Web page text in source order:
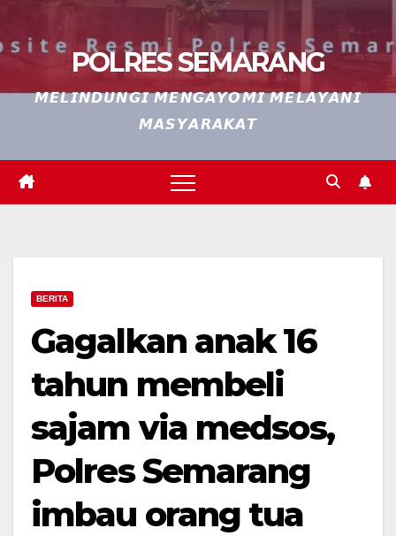
POLRES SEMARANG
𝙈𝙀𝙇𝙄𝙉𝘿𝙐𝙉𝙂𝙄 𝙈𝙀𝙉𝙂𝘼𝙔𝙊𝙈𝙄 𝙈𝙀𝙇𝘼𝙔𝘼𝙉𝙄
𝙈𝘼𝙎𝙔𝘼𝙍𝘼𝙆𝘼𝙏
BERITA
Gagalkan anak 16
tahun membeli
sajam via medsos,
Polres Semarang
imbau orang tua